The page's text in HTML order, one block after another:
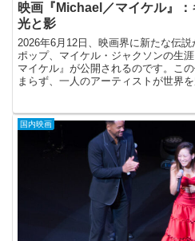
映画『Michael／マイケル』
光と影
2026年6月12日、映画界に新たな伝
ポップ、マイケル・ジャクソンの生
マイケル』が公開されるのです。こ
まらず、一人のアーティストが世界
国内映画